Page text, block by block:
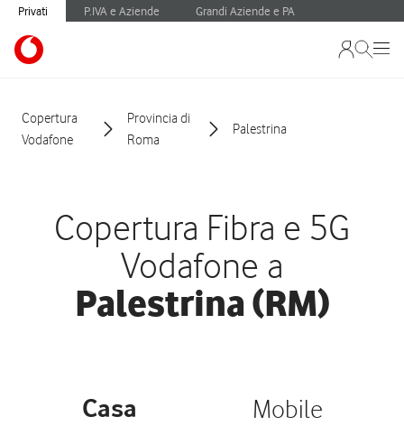
Privati P.IVA e Aziende Grandi Aziende e PA
Copertura
Vodafone
Provincia di
Roma
Palestrina
Copertura Fibra e 5G
Vodafone a
Palestrina (RM)
Casa Mobile